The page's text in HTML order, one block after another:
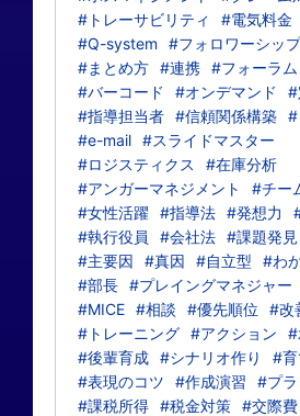
#トレーサビリティ
#電気料金
#Q-system
#フォロワーシップ
#まとめ方 #連携 #フォーラム
#バーコード
#オンデマンド
#
#指導担当者 #信頼関係構築 #
#e-mail #スライドマスター
#ロジスティクス
#在庫分析
#アンガーマネジメント
#チー
#女性活躍 #指導法 #発想力
#執行役員
#会社法 #課題発見
#主要因
#真因 #自立型
#わ
#部長 #プレイングマネジャー
#MICE #相談 #優先順位
#改
#トレーニング #アクション #
#後輩育成 #シナリオ作り
#育
#表現のコツ
#作成演習 #プラ
#課税所得 #税金対策 #交際費